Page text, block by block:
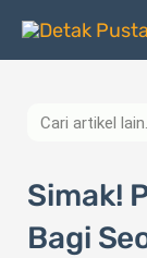
Lewati
Search
Simak!
Bagi